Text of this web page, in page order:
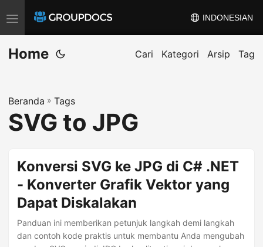
A
l
i
a
n
n
INDONESIAN
Home Cari Kategori Arsip Tag
Beranda » Tags
SVG to JPG
Konversi SVG ke JPG di C# .NET
- Konverter Grafik Vektor yang
Dapat Diskalakan
Panduan ini memberikan petunjuk langkah demi langkah
dan contoh kode praktis untuk membantu Anda mengubah